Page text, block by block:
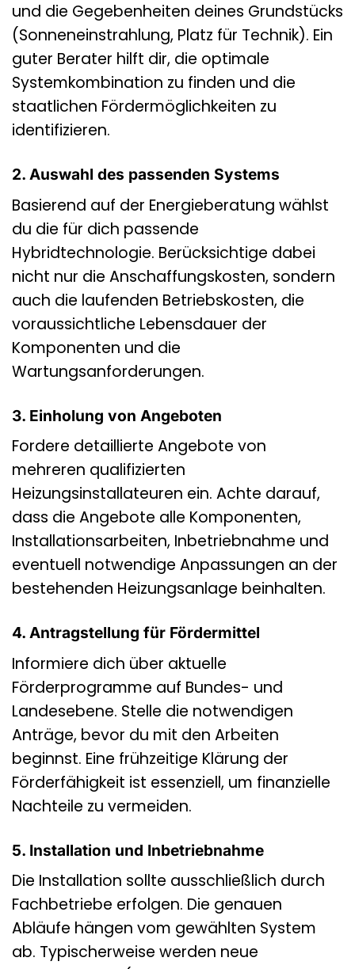
und die Gegebenheiten deines Grundstücks
(Sonneneinstrahlung, Platz für Technik). Ein
guter Berater hilft dir, die optimale
Systemkombination zu finden und die
staatlichen Fördermöglichkeiten zu
identifizieren.
2. Auswahl des passenden Systems
Basierend auf der Energieberatung wählst
du die für dich passende
Hybridtechnologie. Berücksichtige dabei
nicht nur die Anschaffungskosten, sondern
auch die laufenden Betriebskosten, die
voraussichtliche Lebensdauer der
Komponenten und die
Wartungsanforderungen.
3. Einholung von Angeboten
Fordere detaillierte Angebote von
mehreren qualifizierten
Heizungsinstallateuren ein. Achte darauf,
dass die Angebote alle Komponenten,
Installationsarbeiten, Inbetriebnahme und
eventuell notwendige Anpassungen an der
bestehenden Heizungsanlage beinhalten.
4. Antragstellung für Fördermittel
Informiere dich über aktuelle
Förderprogramme auf Bundes- und
Landesebene. Stelle die notwendigen
Anträge, bevor du mit den Arbeiten
beginnst. Eine frühzeitige Klärung der
Förderfähigkeit ist essenziell, um finanzielle
Nachteile zu vermeiden.
5. Installation und Inbetriebnahme
Die Installation sollte ausschließlich durch
Fachbetriebe erfolgen. Die genauen
Abläufe hängen vom gewählten System
ab. Typischerweise werden neue